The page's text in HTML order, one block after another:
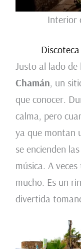
Interior
Justo al lado
Chamán, un
que conocer.
calma, pero
ya que montan
se encienden
música. A
mucho. Es un
divertida